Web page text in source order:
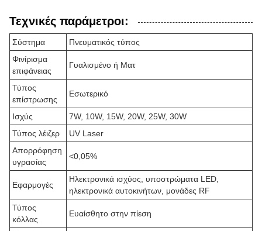
Τεχνικές παράμετροι:
Σύστημα
Πνευματικός τύπος
Φινίρισμα
επιφάνειας
Γυαλισμένο ή Ματ
Τύπος
επίστρωσης
Εσωτερικό
Ισχύς
7W, 10W, 15W, 20W, 25W, 30W
Τύπος λέιζερ
UV Laser
Απορρόφηση
υγρασίας
<0,05%
Εφαρμογές
Ηλεκτρονικά ισχύος, υποστρώματα LED,
ηλεκτρονικά αυτοκινήτων, μονάδες RF
Τύπος
κόλλας
Ευαίσθητο στην πίεση